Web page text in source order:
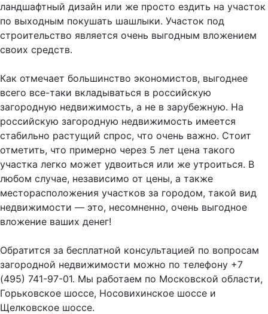
ландшафтный дизайн или же просто ездить на участок
по выходным покушать шашлыки. Участок под
строительство является очень выгодным вложением
своих средств.
Как отмечает большинство экономистов, выгоднее
всего все-таки вкладываться в российскую
загородную недвижимость, а не в зарубежную. На
российскую загородную недвижимость имеется
стабильно растущий спрос, что очень важно. Стоит
отметить, что примерно через 5 лет цена такого
участка легко может удвоиться или же утроиться. В
любом случае, независимо от цены, а также
месторасположения участков за городом, такой вид
недвижимости — это, несомненно, очень выгодное
вложение ваших денег!
Обратится за бесплатной консультацией по вопросам
загородной недвижимости можно по телефону +7
(495) 741-97-01. Мы работаем по Московской области,
Горьковское шоссе, Носовихинское шоссе и
Щелковское шоссе.